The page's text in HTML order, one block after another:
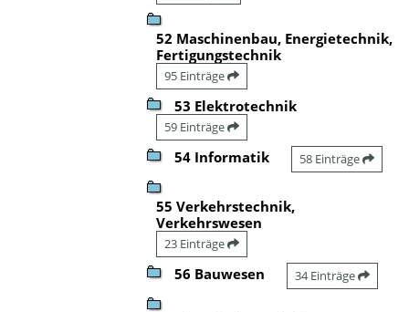
52 Maschinenbau, Energietechnik,
Fertigungstechnik
95 Einträge
53 Elektrotechnik
59 Einträge
54 Informatik 58 Einträge
55 Verkehrstechnik,
Verkehrswesen
23 Einträge
56 Bauwesen 34 Einträge